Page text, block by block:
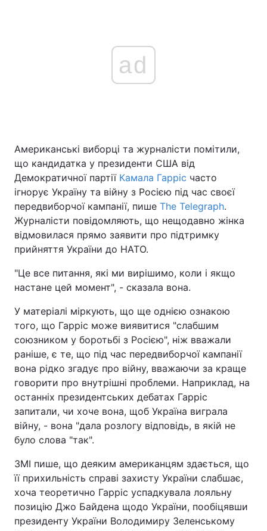
ad
Американські виборці та журналісти помітили,
що кандидатка у президенти США від
Демократичної партії Камала Гарріс часто
ігнорує Україну та війну з Росією під час своєї
передвиборчої кампанії, пише The Telegraph.
Журналісти повідомляють, що нещодавно жінка
відмовилася прямо заявити про підтримку
прийняття України до НАТО.
"Це все питання, які ми вирішимо, коли і якщо
настане цей момент", - сказала вона.
У матеріалі міркують, що ще однією ознакою
того, що Гарріс може виявитися "слабшим
союзником у боротьбі з Росією", ніж вважали
раніше, є те, що під час передвиборчої кампанії
вона рідко згадує про війну, вважаючи за краще
говорити про внутрішні проблеми. Наприклад, на
останніх президентських дебатах Гарріс
запитали, чи хоче вона, щоб Україна виграла
війну, - вона "дала розлогу відповідь, в якій не
було слова "так".
ЗМІ пише, що деяким американцям здається, що
її прихильність справі захисту України слабшає,
хоча теоретично Гарріс успадкувала лояльну
позицію Джо Байдена щодо України, пообіцявши
президенту України Володимиру Зеленському